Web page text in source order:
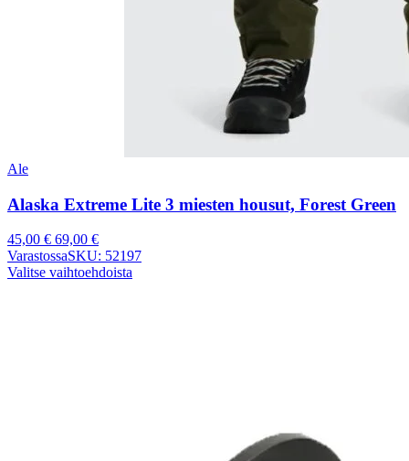
Ale
Alaska Extreme Lite 3 miesten housut, Forest Green
45,00 € 69,00 €
VarastossaSKU: 52197
Valitse vaihtoehdoista